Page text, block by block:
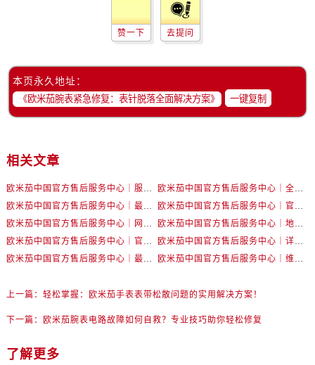
辽宁省铁岭市银州区南马路售后服务中心（需提前预约）
河北省保定市竞秀区朝阳北大街北国先天下售后服务中心（需提前预约）
内蒙古自治区阿拉善盟市左旗土尔扈特大街售后服务中心（需提前预约）
内蒙古自治区巴彦淖尔市临河区新华街售后服务中心（需提前预约）
内蒙古自治区赤峰市红山区哈达街售后服务中心（需提前预约）
赞一下 去提问
本页永久地址：
一键复制
相关文章
欧米茄中国官方售后服务中心｜服务热线及详细地址权威信息公告（2026年7月最新）
欧米茄中国官方售后服务中心｜全部地址与售后电话权威信息声明（2026年7月最新）
欧米茄中国官方售后服务中心｜最新地址及官方服务热线权威信息公告（2026年7月最新）
欧米茄中国官方售后服务中心｜官方电话和维修地址权威信息公告（2026年7月最新）
欧米茄中国官方售后服务中心｜网点地址和官方热线权威信息通知（2026年7月最新）
欧米茄中国官方售后服务中心｜地址与24小时服务电话权威信息公告（2026年7月最新）
欧米茄中国官方售后服务中心｜官方地址与售后电话权威信息公告（2026年7月最新）
欧米茄中国官方售后服务中心｜详细地址与官方电话权威信息通告（2026年7月最新）
欧米茄中国官方售后服务中心｜最新热线电话与地址权威信息公告（2026年7月最新）
欧米茄中国官方售后服务中心｜维修地址与售后服务电话权威信息声明（2026年7月最新）
上一篇： 轻松掌握：欧米茄手表表带松散问题的实用解决方案！
下一篇： 欧米茄腕表电路故障如何自救？专业技巧助你轻松修复
了解更多